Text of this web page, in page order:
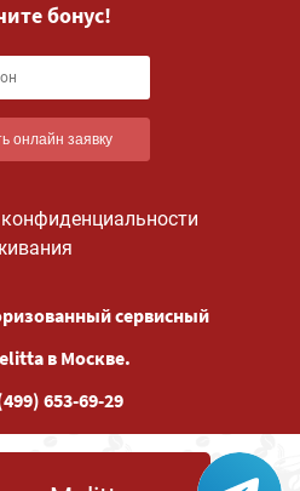
бонус!
онлайн заявку
сервисный
в Москве.
653-69-29